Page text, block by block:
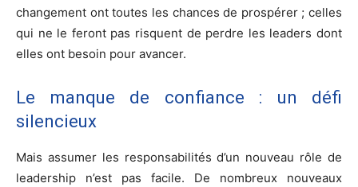
changement ont toutes les chances de prospérer ; celles
qui ne le feront pas risquent de perdre les leaders dont
elles ont besoin pour avancer.
Le manque de confiance : un défi
silencieux
Mais assumer les responsabilités d’un nouveau rôle de
leadership n’est pas facile. De nombreux nouveaux